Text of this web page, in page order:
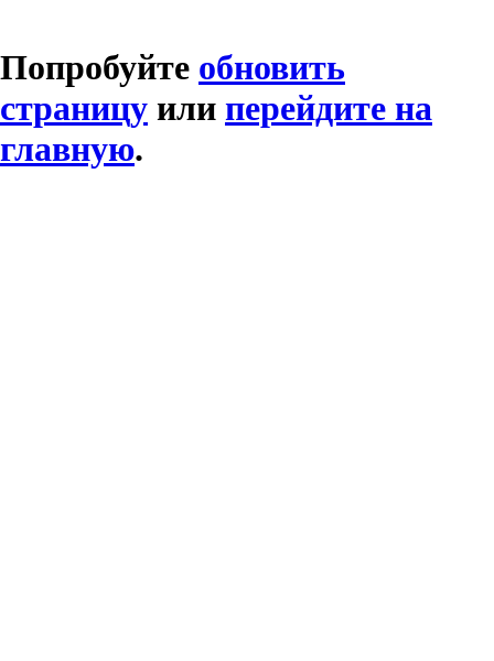
Попробуйте обновить
страницу или перейдите на
главную.